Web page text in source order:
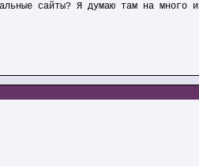
сайты? Я думаю там на много